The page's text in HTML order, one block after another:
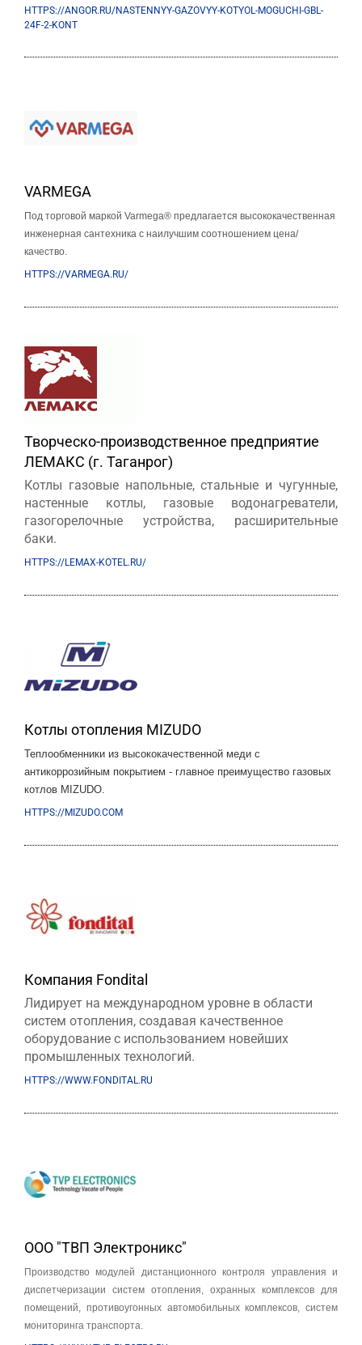
HTTPS://ANGOR.RU/NASTENNYY-GAZOVYY-KOTYOL-MOGUCHI-GBL-
24F-2-KONT
VARMEGA
Под торговой маркой Varmega® предлагается высококачественная
инженерная сантехника с наилучшим соотношением цена/
качество.
HTTPS://VARMEGA.RU/
Творческо-производственное предприятие
ЛЕМАКС (г. Таганрог)
Котлы газовые напольные, стальные и чугунные,
настенные котлы, газовые водонагреватели,
газогорелочные устройства, расширительные
баки.
HTTPS://LEMAX-KOTEL.RU/
Котлы отопления MIZUDO
Теплообменники из высококачественной меди с
антикоррозийным покрытием - главное преимущество газовых
котлов MIZUDO.
HTTPS://MIZUDO.COM
Компания Fondital
Лидирует на международном уровне в области
систем отопления, создавая качественное
оборудование с использованием новейших
промышленных технологий.
HTTPS://WWW.FONDITAL.RU
ООО "ТВП Электроникс"
Производство модулей дистанционного контроля управления и
диспетчеризации систем отопления, охранных комплексов для
помещений, противоугонных автомобильных комплексов, систем
мониторинга транспорта.